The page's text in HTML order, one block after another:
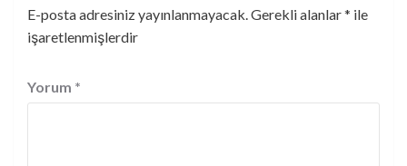
E-posta adresiniz yayınlanmayacak.Gerekli alanlar* ile
işaretlenmişlerdir
Yorum *